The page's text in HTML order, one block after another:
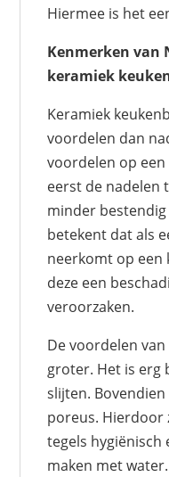
Hiermee is het
Kenmerken van
keramiek
Keramiek
voordelen dan
voordelen op
eerst de nadelen
minder
betekent dat als
neerkomt op een
deze een
veroorzaken.
De voordelen
groter. Het is erg
slijten.
poreus. Hierdoor
tegels
maken met